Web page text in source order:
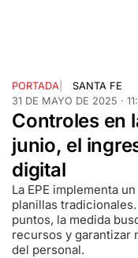
PORTADA
SANTA FE
31 DE MAYO DE 2025 ·
Controles en
junio, el
digital
La EPE implementa
planillas
puntos, la medida
recursos y garantizar
del personal.